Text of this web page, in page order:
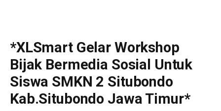
*XLSmart Gelar Workshop
Bijak Bermedia Sosial Untuk
Siswa SMKN 2 Situbondo
Kab.Situbondo Jawa Timur*